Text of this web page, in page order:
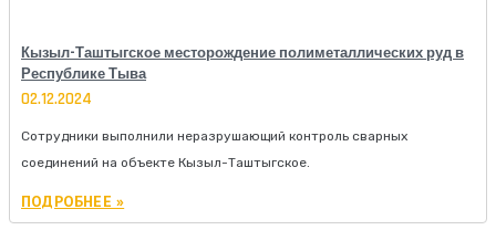
Кызыл-Таштыгское месторождение полиметаллических руд в
Республике Тыва
02.12.2024
Сотрудники выполнили неразрушающий контроль сварных
соединений на объекте Кызыл-Таштыгское.
ПОДРОБНЕЕ »